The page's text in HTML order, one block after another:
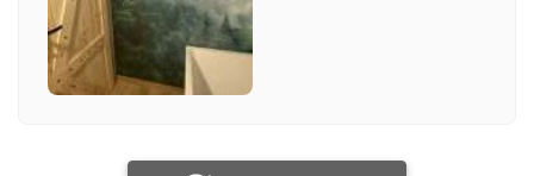
Załącz zdjęcie